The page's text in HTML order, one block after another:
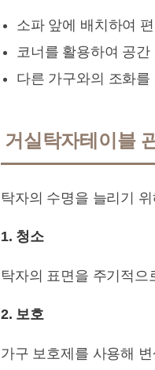
소파 앞에 배치하여
코너를 활용하여 공간
다른 가구와의 조화
거실탁자테이블
탁자의 수명을 늘리기
1. 청소
탁자의 표면을 주기적
2. 보호
가구 보호제를 사용해